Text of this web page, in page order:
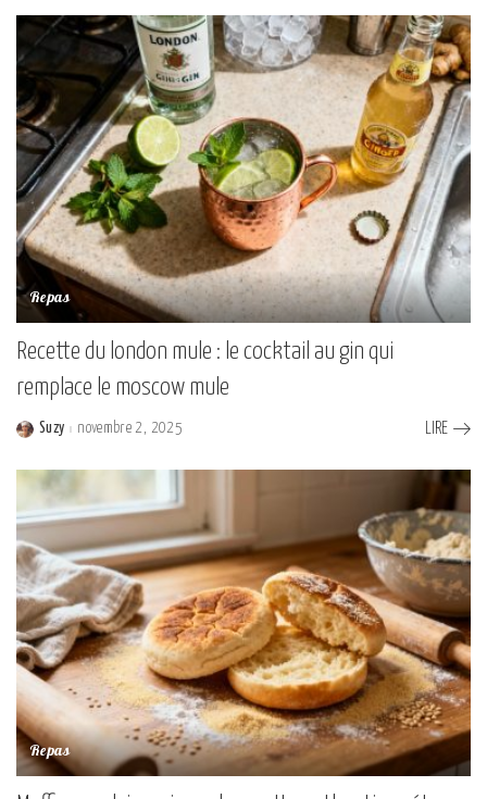
Repas
Recette du london mule : le cocktail au gin qui
remplace le moscow mule
Posted
Suzy novembre 2, 2025 LIRE
Repas